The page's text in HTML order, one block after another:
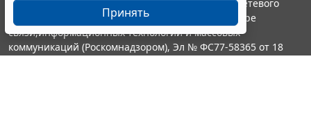
Принять
Портал ГАРАНТ.РУ зарегистрирован в качестве сетевого
издания Федеральной службой по надзору в сфере
связи,информационных технологий и массовых
коммуникаций (Роскомнадзором), Эл № ФС77-58365 от 18